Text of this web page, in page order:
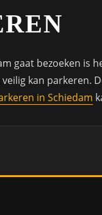
gaat bezoeken is
kan parkeren.
in Schiedam